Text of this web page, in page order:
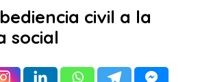
civil a la
social